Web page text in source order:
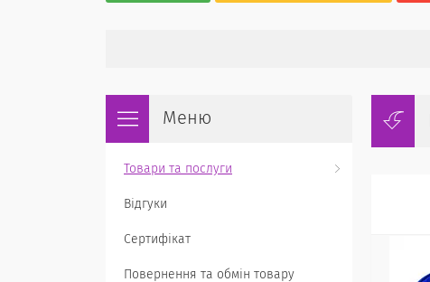
Товари та послуги
Відгуки
Сертифікат
Повернення та обмін товару